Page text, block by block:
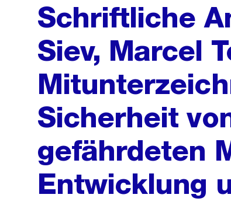
Schriftliche
Siev, Marcel
Sicherheit
gefährdeten
Entwicklung